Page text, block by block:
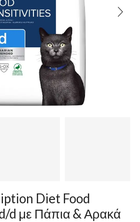
Diet Food
d με Πάπια & Αρακά